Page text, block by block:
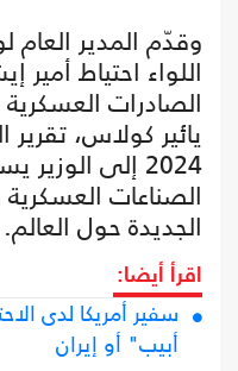
وقدّم المدير العام
اللواء احتياط
الصادرات
يائير كولاس،
2024 إلى
الصناعات
الجديدة حول العالم.
اقرأ أيضا:
سفير أمريكا لدى
أبيب" أو إيران